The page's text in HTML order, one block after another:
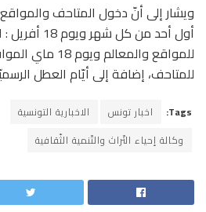
ويشار إلى أنّ دخول المتاحف
أول أحد من
للمواقع والمعالم
للمتاحف، إضافة إلى أيّام العطل
Tags: اخبار تونس
الاخبارية التونسية
وكالة إحياء التّراث والتّنمية الثّقافية